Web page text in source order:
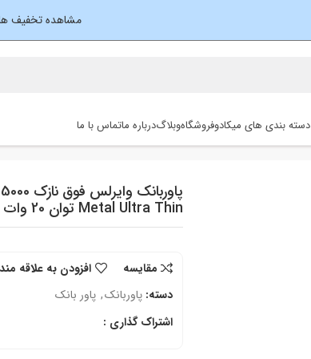
مشاهده تخفیف ها
دسته بندی های میکادوفروشگاهوبلاگدرباره ماتماس با ما
Metal Ultra Thin توان 20 وات
مقایسه
افزودن به علاقه
دسته: پاوربانک, پاور بانک
اشتراک گذاری :